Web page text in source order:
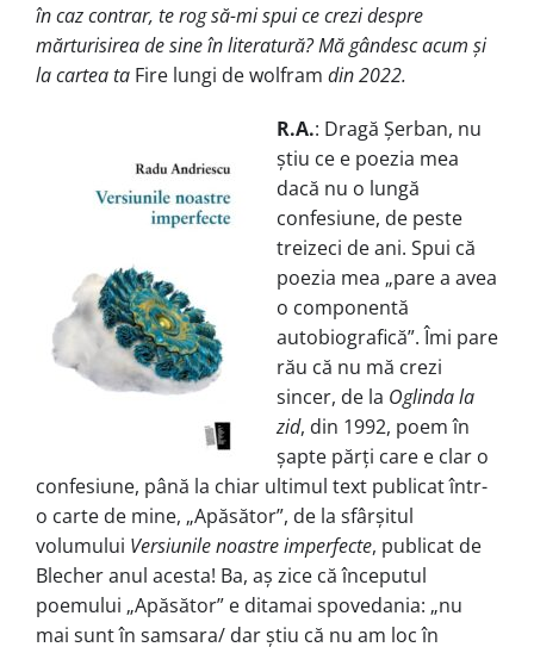
în caz contrar, te rog să-mi spui ce crezi despre
mărturisirea de sine în literatură? Mă gândesc acum și
la cartea ta Fire lungi de wolfram din 2022.
R.A.: Dragă Șerban, nu
știu ce e poezia mea
dacă nu o lungă
confesiune, de peste
treizeci de ani. Spui că
poezia mea „pare a avea
o componentă
autobiografică”. Îmi pare
rău că nu mă crezi
sincer, de la Oglinda la
zid, din 1992, poem în
șapte părți care e clar o
confesiune, până la chiar ultimul text publicat într-
o carte de mine, „Apăsător”, de la sfârșitul
volumului Versiunile noastre imperfecte, publicat de
Blecher anul acesta! Ba, aș zice că începutul
poemului „Apăsător” e ditamai spovedania: „nu
mai sunt în samsara/ dar știu că nu am loc în